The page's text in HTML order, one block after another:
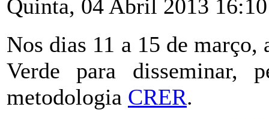
Quinta, 04 Abril 2013 16:10
Nos dias 11 a 15 de
Verde para disseminar,
metodologia CRER.